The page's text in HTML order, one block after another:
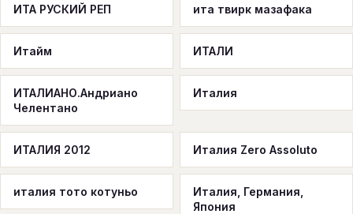
ИТА РУСКИЙ РЕП ита твирк мазафака
Итайм ИТАЛИ
ИТАЛИАНО.Андриано
Челентано
Италия
ИТАЛИЯ 2012 Италия Zero Assoluto
италия тото котуньо
Италия, Германия,
Япония